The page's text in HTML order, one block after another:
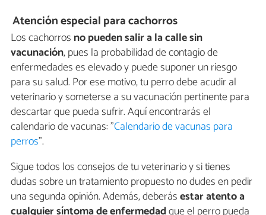
Atención especial para cachorros
Los cachorros no pueden salir a la calle sin
vacunación, pues la probabilidad de contagio de
enfermedades es elevado y puede suponer un riesgo
para su salud. Por ese motivo, tu perro debe acudir al
veterinario y someterse a su vacunación pertinente para
descartar que pueda sufrir. Aquí encontrarás el
calendario de vacunas: "Calendario de vacunas para
perros".
Sigue todos los consejos de tu veterinario y si tienes
dudas sobre un tratamiento propuesto no dudes en pedir
una segunda opinión. Además, deberásestar atento a